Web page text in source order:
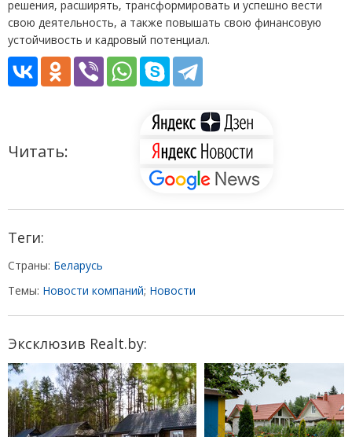
решения, расширять, трансформировать и успешно вести
свою деятельность, а также повышать свою финансовую
устойчивость и кадровый потенциал.
Читать:
Теги:
Страны: Беларусь
Темы: Новости компаний; Новости
Эксклюзив Realt.by: